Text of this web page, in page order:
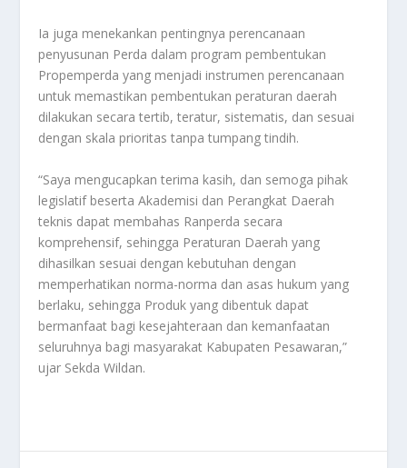
Ia juga menekankan pentingnya perencanaan
penyusunan Perda dalam program pembentukan
Propemperda yang menjadi instrumen perencanaan
untuk memastikan pembentukan peraturan daerah
dilakukan secara tertib, teratur, sistematis, dan sesuai
dengan skala prioritas tanpa tumpang tindih.
“Saya mengucapkan terima kasih, dan semoga pihak
legislatif beserta Akademisi dan Perangkat Daerah
teknis dapat membahas Ranperda secara
komprehensif, sehingga Peraturan Daerah yang
dihasilkan sesuai dengan kebutuhan dengan
memperhatikan norma-norma dan asas hukum yang
berlaku, sehingga Produk yang dibentuk dapat
bermanfaat bagi kesejahteraan dan kemanfaatan
seluruhnya bagi masyarakat Kabupaten Pesawaran,”
ujar Sekda Wildan.